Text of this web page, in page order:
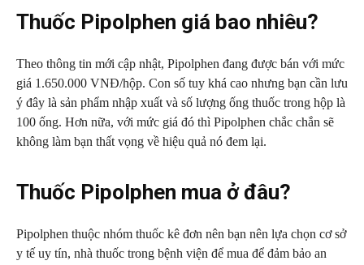
Thuốc Pipolphen giá bao nhiêu?
Theo thông tin mới cập nhật, Pipolphen đang được bán với mức
giá 1.650.000 VNĐ/hộp. Con số tuy khá cao nhưng bạn cần lưu
ý đây là sản phẩm nhập xuất và số lượng ống thuốc trong hộp là
100 ống. Hơn nữa, với mức giá đó thì Pipolphen chắc chắn sẽ
không làm bạn thất vọng về hiệu quả nó đem lại.
Thuốc Pipolphen mua ở đâu?
Pipolphen thuộc nhóm thuốc kê đơn nên bạn nên lựa chọn cơ sở
y tế uy tín, nhà thuốc trong bệnh viện để mua để đảm bảo an